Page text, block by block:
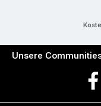
Unsere